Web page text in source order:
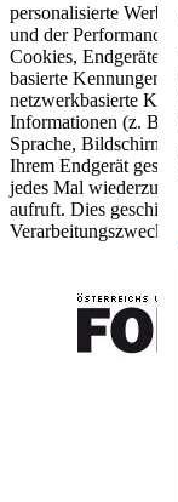
personalisierte
und der Performance
Cookies, Endgeräte-
basierte Kennungen,
netzwerkbasierte
Informationen (z. B.
Sprache,
Ihrem Endgerät
jedes Mal
aufruft. Dies
Verarbeitungszwecke.
FONDS